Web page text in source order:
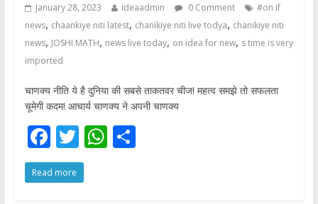
January 28, 2023 ideaadmin 0 Comment
#on if
news, chaankiye niti latest, chanikiye niti live todya, chanikiye niti
news, JOSHI MATH, news live today, on idea for new, s time is very
imported
चाणक्य नीति ये है दुनिया की सबसे ताकतवर चीज! महत्व समझे तो सफलता
चूमेगी कदम! आचार्य चाणक्य ने अपनी चाणक्य
F
ac
e
T
w
itt
W S
Read more